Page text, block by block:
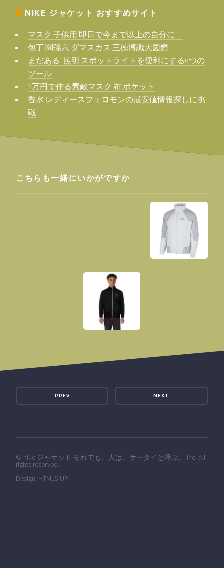
NIKE ジャケット おすすめサイト
マスク 子供用 即日で今まで以上の自分に…
包丁 関孫六 ダマスカス 三徳博識大図鑑
まだある! 照明 スポットライトを便利にする6つの
ツール
2万円で作る素敵マスク 布 ポケット
香水 レディースフェロモンの最安値情報探しに挑
戦
こちらも一緒にいかがですか
PREV NEXT
© nike ジャケット それでも、人は、ケータイと呼ぶ。 Inc. All
rights reserved.
Design: HTML5 UP